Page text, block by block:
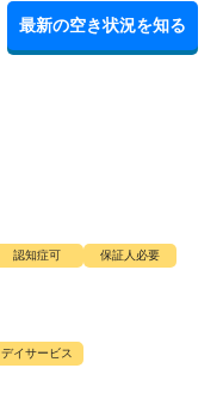
最新の空き状況を知る
認知症可
保証人必要
デイサービス